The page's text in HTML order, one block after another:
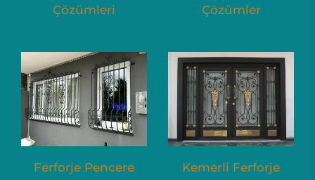
Çözümleri
Çözümler
Ferforje Pencere
Kemerli Ferforje